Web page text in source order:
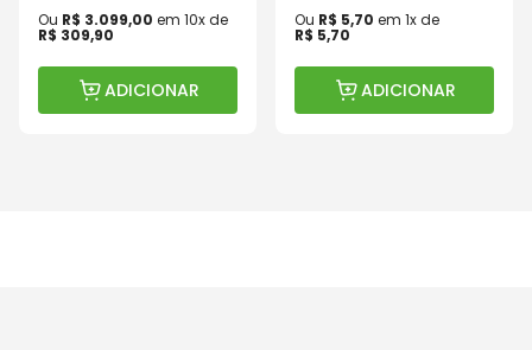
Ou R$ 3.099,00 em 10x de
R$ 309,90
ADICIONAR
Ou R$ 5,70 em 1x de
R$ 5,70
ADICIONAR